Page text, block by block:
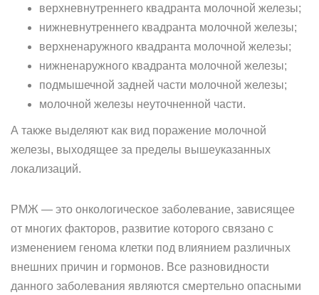
верхневнутреннего квадранта молочной железы;
нижневнутреннего квадранта молочной железы;
верхненаружного квадранта молочной железы;
нижненаружного квадранта молочной железы;
подмышечной задней части молочной железы;
молочной железы неуточненной части.
А также выделяют как вид поражение молочной
железы, выходящее за пределы вышеуказанных
локализаций.
РМЖ — это онкологическое заболевание, зависящее
от многих факторов, развитие которого связано с
изменением генома клетки под влиянием различных
внешних причин и гормонов. Все разновидности
данного заболевания являются смертельно опасными